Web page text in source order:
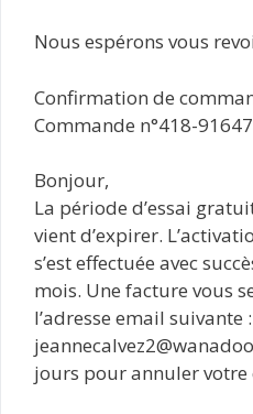
Nous espérons vous
Confirmation de
Commande n°418-
Bonjour,
La période d’essai
vient d’expirer.
s’est effectuée avec
mois. Une facture vous
l’adresse email suivante :
jours pour annuler votre